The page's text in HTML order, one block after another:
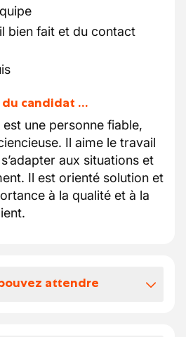
bien fait et du contact
candidat …
une personne fiable,
Il aime le travail
aux situations et
Il est orienté solution et
à la qualité et à la
attendre